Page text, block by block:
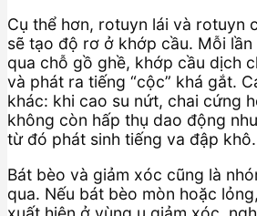
Cụ thể hơn, rotuyn lái và rotuyn
sẽ tạo độ rơ ở khớp cầu. Mỗi
qua chỗ gồ ghề, khớp cầu dịch
và phát ra tiếng “cộc” khá gắt.
khác: khi cao su nứt, chai cứng
không còn hấp thụ dao động
từ đó phát sinh tiếng va đập khô.
Bát bèo và giảm xóc cũng là
qua. Nếu bát bèo mòn hoặc